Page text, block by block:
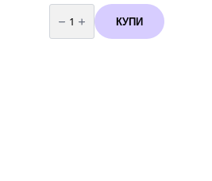
количество
за
Балони
металиk
КУПИ